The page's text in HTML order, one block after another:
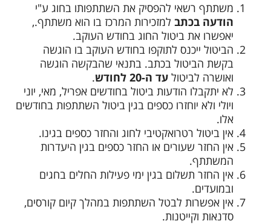
משתתף רשאי להפסיק את השתתפותו בחוג ע"י
הודעה בכתב למזכירות המרכז בו הוא משתתף.,
יאפשרו את ביטול החוג בחודש העוקב.
הביטול ייכנס לתוקפו בחודש העוקב בו הוגשה
בקשת הביטול בכתב. בתנאי שהבקשה הוגשה
ואושרה לביטולעד ה-20 לחודש
.
לא יתקבלו הודעות ביטול בחודשים אפריל, מאי, יוני
ויולי ולא יוחזרו כספים בגין ביטול השתתפות בחודשים
אלו.
אין ביטול רטרואקטיבי לחוג והחזר כספים בגינו.
אין החזר שעורים או החזר כספים בגין היעדרות
המשתתף.
אין החזר תשלום בגין ימי פעילות החלים בחגים
ובמועדים.
אין אפשרות לבטל השתתפות במהלך קיום קורסים,
סדנאות וקייטנות.